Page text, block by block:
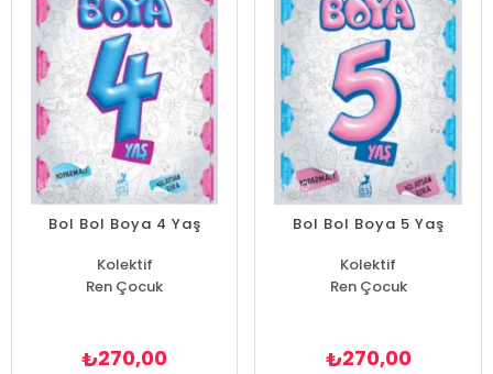
Bol Bol Boya 4 Yaş
Kolektif
Ren Çocuk
₺270,00
Bol Bol Boya 5 Yaş
Kolektif
Ren Çocuk
₺270,00